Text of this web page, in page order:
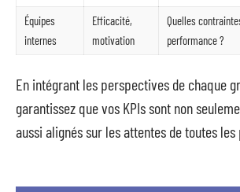
Équipes
internes
Efficacité,
motivation
Quelles
performance ?
En intégrant les perspectives de chaque
garantissez que vos KPIs sont non
aussi alignés sur les attentes de toutes